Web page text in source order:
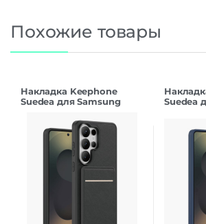
Похожие товары
Накладка Keephone
Suedea для Samsung
Suedea